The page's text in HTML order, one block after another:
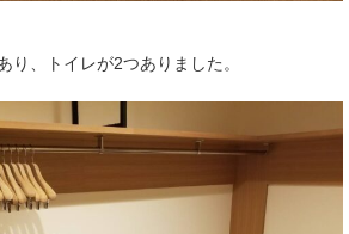
り、トイレが2つありました。